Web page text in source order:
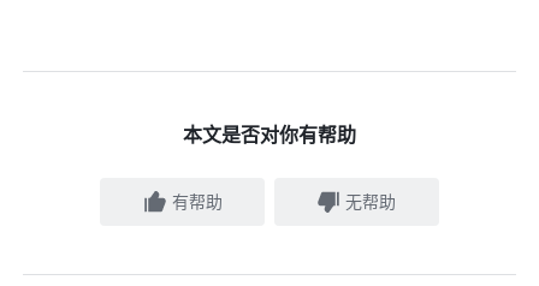
本文是否对你有帮助
有帮助 无帮助